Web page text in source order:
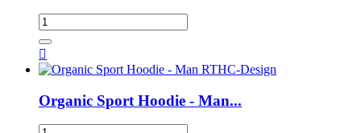

Organic Sport Hoodie - Man...